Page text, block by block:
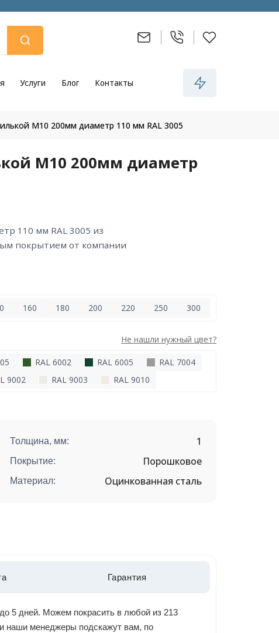
Услуги Блог Контакты
М10 200мм диаметр 110 мм RAL 3005
М10 200мм диаметр
покрытием от компании
160 180 200 220 250 300
Не нашли нужный цвет?
RAL 6002 RAL 6005
RAL 7004
9002 RAL 9003 RAL 9010
Толщина, мм: 1
Покрытие: Порошковое
Материал: Оцинкованная сталь
Гарантия
5 дней. Можем покрасить в любой из 213
наши менеджеры подскажут вам, по